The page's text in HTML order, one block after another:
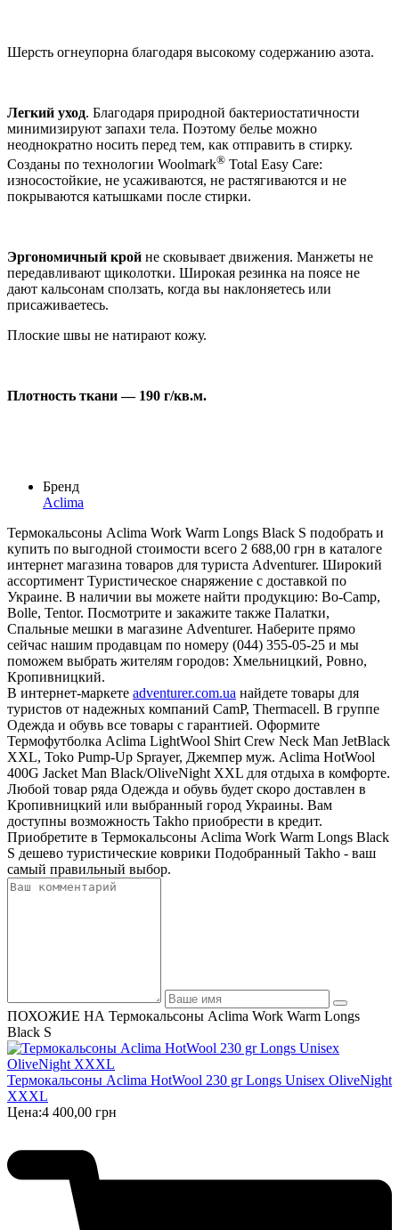
Шерсть огнеупорна благодаря высокому содержанию азота.
Легкий уход. Благодаря природной бактериостатичности
минимизируют запахи тела. Поэтому белье можно
неоднократно носить перед тем, как отправить в стирку.
Созданы по технологии Woolmark® Total Easy Care:
износостойкие, не усаживаются, не растягиваются и не
покрываются катышками после стирки.
Эргономичный крой не сковывает движения. Манжеты не
передавливают щиколотки. Широкая резинка на поясе не
дают кальсонам сползать, когда вы наклоняетесь или
присаживаетесь.
Плоские швы не натирают кожу.
Плотность ткани — 190 г/кв.м.
Бренд
Aclima
Термокальсоны Aclima Work Warm Longs Black S подобрать и
купить по выгодной стоимости всего 2 688,00 грн в каталоге
интернет магазина товаров для туриста Adventurer. Широкий
ассортимент Туристическое снаряжение с доставкой по
Украине. В наличии вы можете найти продукцию: Bo-Camp,
Bolle, Tentor. Посмотрите и закажите также Палатки,
Спальные мешки в магазине Adventurer. Наберите прямо
сейчас нашим продавцам по номеру (044) 355-05-25 и мы
поможем выбрать жителям городов: Хмельницкий, Ровно,
Кропивницкий.
В интернет-маркете adventurer.com.ua найдете товары для
туристов от надежных компаний CamP, Thermacell. В группе
Одежда и обувь все товары с гарантией. Оформите
Термофутболка Aclima LightWool Shirt Crew Neck Man JetBlack
XXL, Toko Pump-Up Sprayer, Джемпер муж. Aclima HotWool
400G Jacket Man Black/OliveNight XXL для отдыха в комфорте.
Любой товар ряда Одежда и обувь будет скоро доставлен в
Кропивницкий или выбранный город Украины. Вам
доступны возможность Takho приобрести в кредит.
Приобретите в Термокальсоны Aclima Work Warm Longs Black
S дешево туристические коврики Подобранный Takho - ваш
самый правильный выбор.
ПОХОЖИЕ НА Термокальсоны Aclima Work Warm Longs
Black S
Термокальсоны Aclima HotWool 230 gr Longs Unisex OliveNight
XXXL
Цена:4 400,00 грн